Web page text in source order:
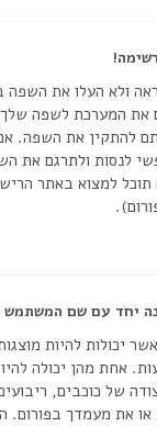
העלו את השפה
לשפה שלך.
את השפה. אם
ולתרגם את השפה
עם שם המשתמש שלי?
להיות מוצגות
מהן יכולה להיות
כוכבים, ריבועים או
מעמדך בפורום.